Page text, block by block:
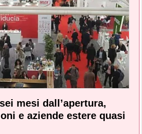
mesi dall’apertura,
e aziende estere quasi